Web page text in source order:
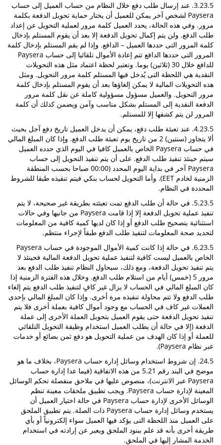
3.23.5. عند إرسال طلب دفع خلال النظام من حساب العميل إلى حساب
Paysera لشخص آخر يمكن للعميل أن يختار حماية تحويل الدفعة بكلمة
مرور. وفي هذه الحالة، يحدد العميل كلمة مرور لعملية التحويل عن إعداد
طلب الدفع. ولن يتم إكمال تحويل الدفعة إلا بعد أن يقوم المستلم بإدخال
كلمة المرور التى حددها العميل – الدافع. وإذا لم يقم المستلم بإدخال كلمة
المرور التى حددها الدافع تتم إعادة الأموال تلقائيا إلى حساب Paysera
للدافع خلال 30 (ثلاثين) يوما. وتعتبر لحظة اعتماد مثل هذه التحويلات
النقدية هي اللحظة التى يُدخل فيها المستلم كلمة مرور التحويل. ومثل
هذه التحويلات المالية لا يمكن إلغاؤها بعد أن يقوم المستلم بإدخال كلمة
مرور التحويل. والعميل مسؤول مسؤولية كاملة عن نقل كلمة مرور
الدفعة النقدية إلى المستلم بشكل مناسب وآمن ويضمن كذلك أن كلمة
المرور لن يتم كشفها إلا للمستلم.
4.23.5. عند تعبئة طلب دفع، يمكن أن يدخل العميل تاريخ دفع آجل بحيث
ألا يتجاوز (سنتين) 2 من تاريخ يوم تعبئة طلب الدفع. وإذا كان المبلغ المالي
في حساب Paysera الخاص بالعميل كافيا في اليوم الذي حدده العميل
سيتم حينئذ تنفيذ طلب الدفع. على أن يتم تنفيذ التحويل إلى حساب
Paysera آخر في بداية اليوم المحدد (00:00 صباحا بحسب المنطقة
الزمنية لخادم EET). وأما التحويل لحساب بنكي فيتم تنفيذه طبقا للشروط
المحددة في النظام.
5.23.5. في حالة أن طلب الدفع تمت تعبئته بطريقة غير صحيحة، لا يتم
تنفيذ عملية تحويل الدفعة إلا إذا قامت Paysera من جانبها وفي حالات
استثنائية بتصحيح طلب الدفع أو إذا كان لديها كمية كافية من المعلومات
لتحديد صحة المعلومات لتنفيذ طلب الدفع طبقاً لإجراء منتظم.
6.23.5. في حالة إذا كانت كمية الأموال الموجودة في حساب Paysera
الخاص بالعميل ليست كافية لتنفيذ عملية تحويل الدفعة المالية فحينئذ لا
يتم تنفيذ تحويل الدفعة، ومع ذلك، سيحاول النظام تنفيذ طلب الدفع بعد
مرور 5 (خمس) أيام من استلام طلب الدفع. وخلال هذه الفترة الزمنية إذا
كان المبلغ المالي في الحساب لا يزال غير كافٍ لتنفيذ طلب الدفع يتم إلغاء
طلب الدفع ولا تتم محاولة تنفيذه مرة أخرى. وإذا كان المبلغ المالي بإحدى
العملات غير كاف في الحساب مع وجود أموال كافية بعملة أخرى فلا يتم
تنفيذ تحويل الدفعة حتى يقوم العميل بتحويل العملة الأخرى إلى عملة
الدفعة (إلا في حالة أن يطلب العميل استخدام وظيفة التحويل التلقائي
للعملة أو إذا كان الهدف من عملية التحويل هو دفع ثمن بضائع أو خدمات
عبر نظام Paysera).
24.5. إن شروط استخدام وسائل إدارة حساب Paysera، بخلاف ما هو
موضح في البند رقم 5.21 من هذه الاتفاقية (فيما عدا إدارة حساب
Paysera عبر الانترنت)، منصوص عليها في ملاحق منفصلة تحكم الوسائل
المعينة لإدارة حساب Paysera. ويجب تطبيق ملحقات معينة تنظم
الوسائل الأخرى لإدارة حساب Paysera في حالة اختيار العميل أن
يستخدم وسائل إدارة حساب Paysera ذات الصلة. يتم تطبيق الملحق
على العميل منذ اللحظة التى يؤكد فيها العميل سواء إلكترونياً أو بأي
طريقة أخرى بأنه قد علم ببنود الملحق ويعبر عن إرادته في استخدام
الخدمة المشار إليها في الملحق.